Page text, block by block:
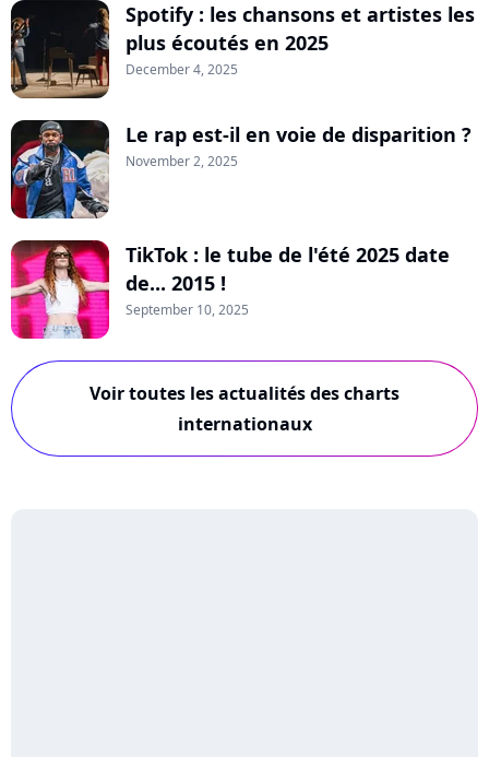
Spotify : les chansons et artistes les
plus écoutés en 2025
December 4, 2025
Le rap est-il en voie de disparition ?
November 2, 2025
TikTok : le tube de l'été 2025 date
de... 2015 !
September 10, 2025
Voir toutes les actualités des charts
internationaux